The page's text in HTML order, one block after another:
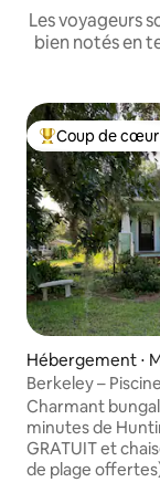
Les voyageurs
bien notés en
Coups de cœur
Coup de
Hébergement ⋅
et
Berkeley –
plage inclus
Charmant
minutes de
GRATUIT et
de plage